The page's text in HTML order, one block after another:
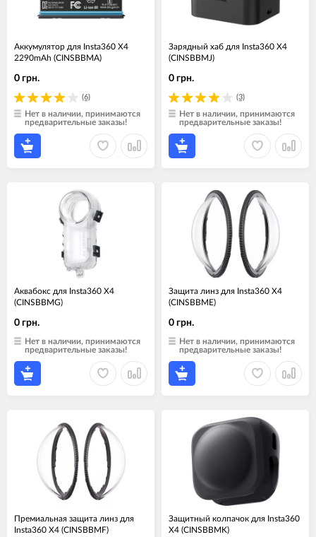
Аккумулятор для Insta360 X4
2290mAh (CINSBBMA)
(6)
0 грн.
Нет в наличии, принимаются
предварительные заказы!
Зарядный хаб для Insta360 X4
(CINSBBMJ)
(3)
0 грн.
Нет в наличии, принимаются
предварительные заказы!
Аквабокс для Insta360 X4
(CINSBBMG)
0 грн.
Нет в наличии, принимаются
предварительные заказы!
Защита линз для Insta360 X4
(CINSBBME)
0 грн.
Нет в наличии, принимаются
предварительные заказы!
Премиальная защита линз для
Insta360 X4 (CINSBBMF)
Защитный колпачок для Insta360
X4 (CINSBBMK)